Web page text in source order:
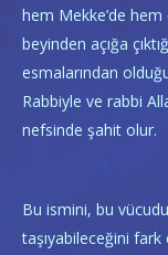
hem Mekke’de
beyinden açığa
esmalarından
Rabbiyle ve rabbi
nefsinde şahit olur.
Bu ismini, bu
taşıyabileceğini